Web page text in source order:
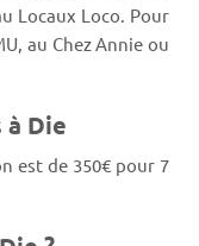
Locaux Loco. Pour
au Chez Annie ou
Die
est de 350€ pour 7